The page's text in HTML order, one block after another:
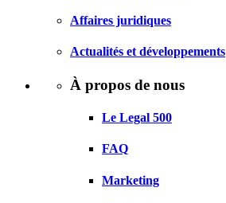
Affaires juridiques
Actualités et développements
À propos de nous
Le Legal 500
FAQ
Marketing